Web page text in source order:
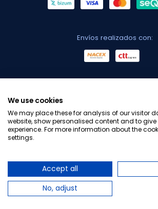
Envíos realizados con:
We use cookies
We may place these for analysis of our visitor
website, show personalised content and to
experience. For more information about the
settings.
Accept all
No, adjust